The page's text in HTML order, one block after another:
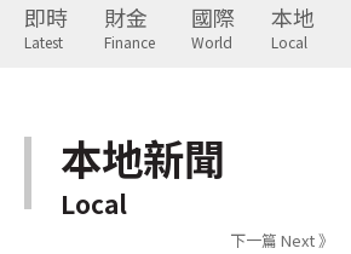
即時
Latest
財金
Finance
國際
World
本地
Local
本地新聞
Local
下一篇 Next 》